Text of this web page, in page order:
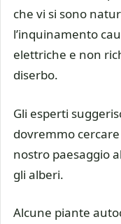
che vi si sono
l’inquinamento
elettriche e non
diserbo.
Gli esperti
dovremmo
nostro paesaggio
gli alberi.
Alcune piante